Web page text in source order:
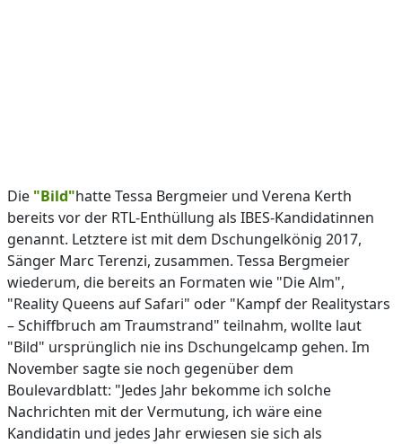
Die "Bild"hatte Tessa Bergmeier und Verena Kerth
bereits vor der RTL-Enthüllung als IBES-Kandidatinnen
genannt. Letztere ist mit dem Dschungelkönig 2017,
Sänger Marc Terenzi, zusammen. Tessa Bergmeier
wiederum, die bereits an Formaten wie "Die Alm",
"Reality Queens auf Safari" oder "Kampf der Realitystars
– Schiffbruch am Traumstrand" teilnahm, wollte laut
"Bild" ursprünglich nie ins Dschungelcamp gehen. Im
November sagte sie noch gegenüber dem
Boulevardblatt: "Jedes Jahr bekomme ich solche
Nachrichten mit der Vermutung, ich wäre eine
Kandidatin und jedes Jahr erwiesen sie sich als